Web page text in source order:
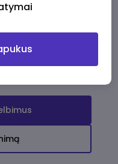
jums!